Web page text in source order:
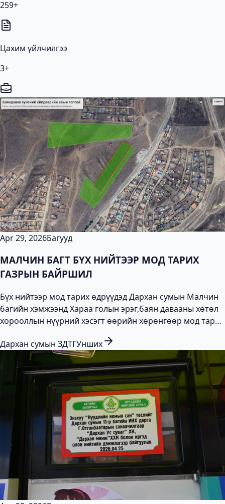
259+
Цахим үйлчилгээ
3+
Apr 29, 2026Багууд
МАЛЧИН БАГТ БҮХ НИЙТЭЭР МОД ТАРИХ
ГАЗРЫН БАЙРШИЛ
Бүх нийтээр мод тарих өдрүүдэд Дархан сумын Малчин
багийн хэмжээнд Хараа голын эрэг,баян давааны хөтөл
хорооллын нүүрний хэсэгт өөрийн хөрөнгөөр мод тарих
байршил газруудаас сонгож, хариуца
Дархан сумын ЗДТГУнших